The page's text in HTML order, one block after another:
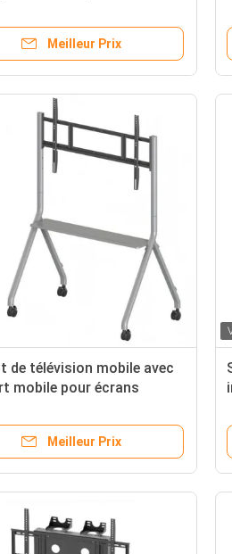
de support mobile du
TV
Meilleur Prix
de télévision mobile avec
mobile pour écrans
65 à 86 pouces
Meilleur Prix